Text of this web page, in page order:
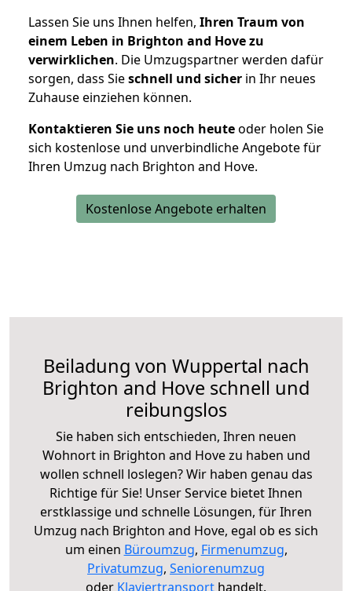
Lassen Sie uns Ihnen helfen, Ihren Traum von
einem Leben in Brighton and Hove zu
verwirklichen. Die Umzugspartner werden dafür
sorgen, dass Sieschnell und sicher in Ihr neues
Zuhause einziehen können.
Kontaktieren Sie uns noch heuteoder holen Sie
sich kostenlose und unverbindliche Angebote für
Ihren Umzug nach Brighton and Hove.
Kostenlose Angebote erhalten
Beiladung von Wuppertal nach
Brighton and Hove schnell und
reibungslos
Sie haben sich entschieden, Ihren neuen
Wohnort in Brighton and Hove zu haben und
wollen schnell loslegen? Wir haben genau das
Richtige für Sie! Unser Service bietet Ihnen
erstklassige und schnelle Lösungen, für Ihren
Umzug nach Brighton and Hove, egal ob es sich
um einen Büroumzug, Firmenumzug,
Privatumzug, Seniorenumzug
oder Klaviertransport handelt.